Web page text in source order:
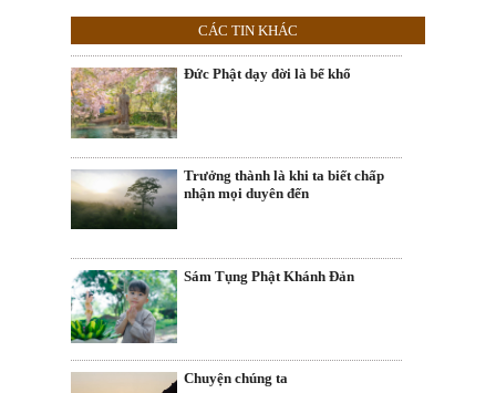
CÁC TIN KHÁC
Đức Phật dạy đời là bể khổ
Trưởng thành là khi ta biết chấp
nhận mọi duyên đến
Sám Tụng Phật Khánh Đản
Chuyện chúng ta